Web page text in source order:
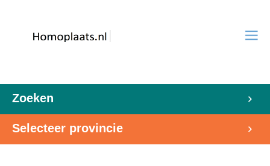
Zoeken
Selecteer provincie